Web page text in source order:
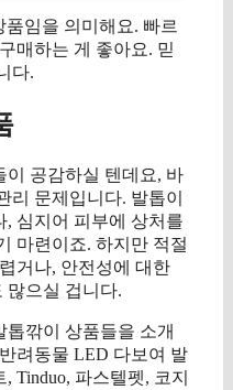
품임을 의미해요. 빠르
매하는 게 좋아요. 믿
다.
이 공감하실 텐데요, 바
리 문제입니다. 발톱이
, 심지어 피부에 상처를
마련이죠. 하지만 적절
거나, 안전성에 대한
많으실 겁니다.
깎이 상품들을 소개
려동물 LED 다보여 발
Tinduo, 파스텔펫, 코지